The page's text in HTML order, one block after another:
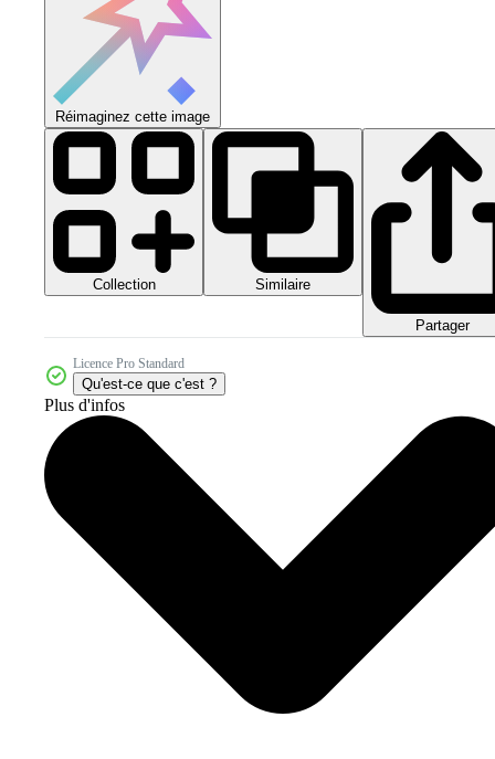
Réimaginez cette image
Collection Similaire
Partager
Licence Pro Standard
Qu'est-ce que c'est ?
Plus d'infos